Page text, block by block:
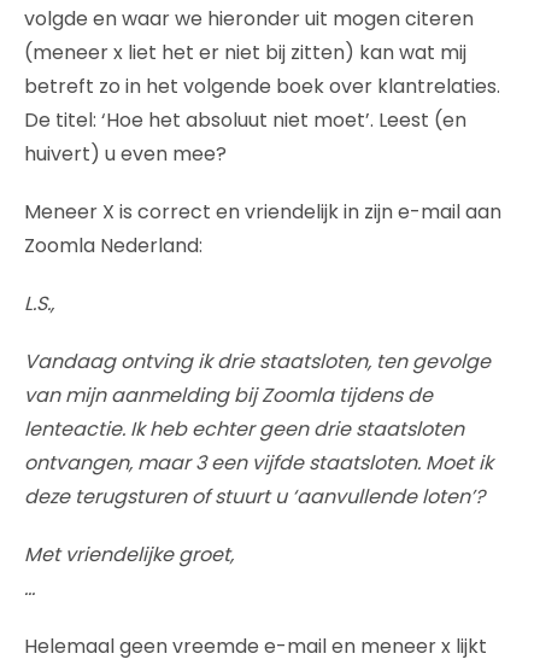
volgde en waar we hieronder uit mogen citeren
(meneer x liet het er niet bij zitten) kan wat mij
betreft zo in het volgende boek over klantrelaties.
De titel: ‘Hoe het absoluut niet moet’. Leest (en
huivert) u even mee?
Meneer X is correct en vriendelijk in zijn e-mail aan
Zoomla Nederland:
L.S.,
Vandaag ontving ik drie staatsloten, ten gevolge
van mijn aanmelding bij Zoomla tijdens de
lenteactie. Ik heb echter geen drie staatsloten
ontvangen, maar 3 een vijfde staatsloten. Moet ik
deze terugsturen of stuurt u ‘aanvullende loten’?
Met vriendelijke groet,
…
Helemaal geen vreemde e-mail en meneer x lijkt